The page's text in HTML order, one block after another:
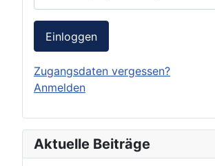
Einloggen
Zugangsdaten vergessen?
Anmelden
Aktuelle Beiträge